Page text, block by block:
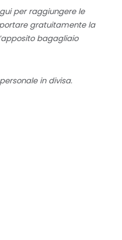
per raggiungere le
gratuitamente la
bagagliaio
in divisa.